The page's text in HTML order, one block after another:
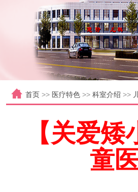
首页 >> 医疗特色 >> 科室介绍 >>
【关爱
童